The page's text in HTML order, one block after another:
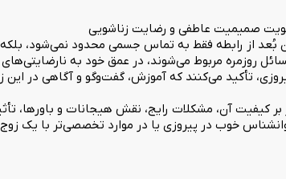
صمیمیت عاطفی و رضایت زناشویی
بُعد از رابطه فقط به تماس جسمی محدود نمی‌شود، بلکه
روزمره مربوط می‌شوند، در عمق خود به
تأکید می‌کنند که آموزش، گفت‌وگو و آگاهی در این
کیفیت آن، مشکلات رایج، نقش هیجانات و باورها،
خوب در پیروزی یا در موارد تخصصی‌تر با یک زوج
کاردرمانی ذهنی
روانپزشکی
مشاوره تلفنی